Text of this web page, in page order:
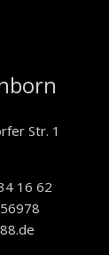
Str. 1
16 62